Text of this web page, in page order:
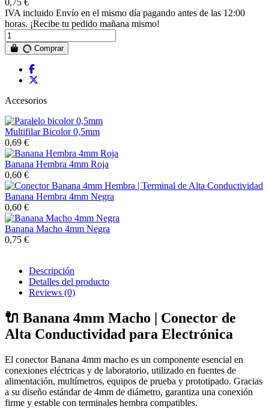
0,75 €
IVA incluido Envío en el mismo día pagando antes de las 12:00
horas. ¡Recibe tu pedido mañana mismo!
Cantidad de unidades
Comprar
Accesorios
Multifilar Bicolor 0,5mm
0,69 €
Banana Hembra 4mm Roja
0,60 €
Banana Hembra 4mm Negra
0,60 €
Banana Macho 4mm Negra
0,75 €
Descripción
Detalles del producto
Reviews (0)
🔌 Banana 4mm Macho | Conector de
Alta Conductividad para Electrónica
El conector Banana 4mm macho es un componente esencial en
conexiones eléctricas y de laboratorio, utilizado en fuentes de
alimentación, multímetros, equipos de prueba y prototipado. Gracias
a su diseño estándar de 4mm de diámetro, garantiza una conexión
firme y estable con terminales hembra compatibles.